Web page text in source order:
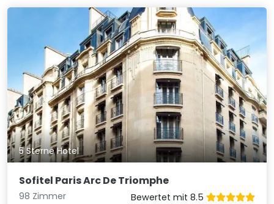
5 Sterne Hotel
Sofitel Paris Arc De Triomphe
98 Zimmer
Bewertet mit 8.5